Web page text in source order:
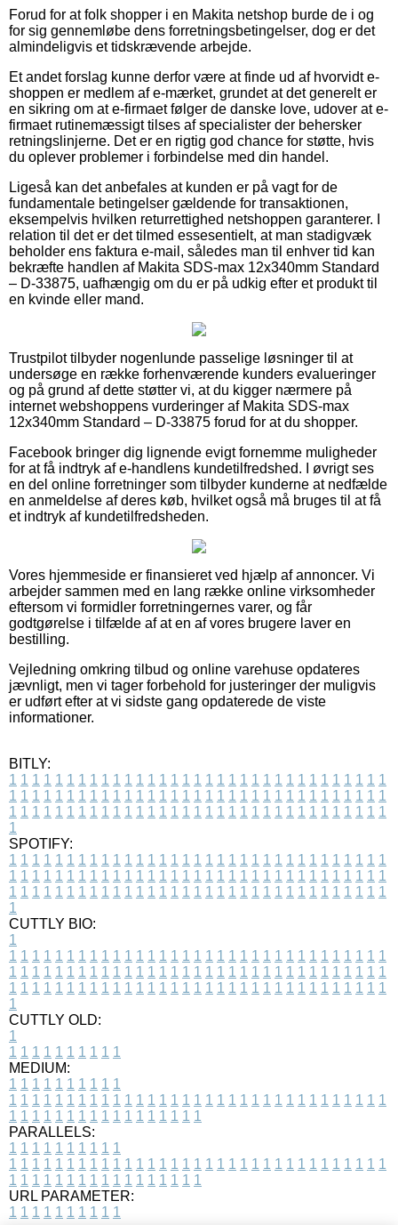
Forud for at folk shopper i en Makita netshop burde de i og
for sig gennemløbe dens forretningsbetingelser, dog er det
almindeligvis et tidskrævende arbejde.
Et andet forslag kunne derfor være at finde ud af hvorvidt e-
shoppen er medlem af e-mærket, grundet at det generelt er
en sikring om at e-firmaet følger de danske love, udover at e-
firmaet rutinemæssigt tilses af specialister der behersker
retningslinjerne. Det er en rigtig god chance for støtte, hvis
du oplever problemer i forbindelse med din handel.
Ligeså kan det anbefales at kunden er på vagt for de
fundamentale betingelser gældende for transaktionen,
eksempelvis hvilken returrettighed netshoppen garanterer. I
relation til det er det tilmed essesentielt, at man stadigvæk
beholder ens faktura e-mail, således man til enhver tid kan
bekræfte handlen af Makita SDS-max 12x340mm Standard
– D-33875, uafhængig om du er på udkig efter et produkt til
en kvinde eller mand.
Trustpilot tilbyder nogenlunde passelige løsninger til at
undersøge en række forhenværende kunders evalueringer
og på grund af dette støtter vi, at du kigger nærmere på
internet webshoppens vurderinger af Makita SDS-max
12x340mm Standard – D-33875 forud for at du shopper.
Facebook bringer dig lignende evigt fornemme muligheder
for at få indtryk af e-handlens kundetilfredshed. I øvrigt ses
en del online forretninger som tilbyder kunderne at nedfælde
en anmeldelse af deres køb, hvilket også må bruges til at få
et indtryk af kundetilfredsheden.
Vores hjemmeside er finansieret ved hjælp af annoncer. Vi
arbejder sammen med en lang række online virksomheder
eftersom vi formidler forretningernes varer, og får
godtgørelse i tilfælde af at en af vores brugere laver en
bestilling.
Vejledning omkring tilbud og online varehuse opdateres
jævnligt, men vi tager forbehold for justeringer der muligvis
er udført efter at vi sidste gang opdaterede de viste
informationer.
BITLY:
1 1 1 1 1 1 1 1 1 1 1 1 1 1 1 1 1 1 1 1 1 1 1 1 1 1 1 1 1 1 1 1 1
1 1 1 1 1 1 1 1 1 1 1 1 1 1 1 1 1 1 1 1 1 1 1 1 1 1 1 1 1 1 1 1 1
1 1 1 1 1 1 1 1 1 1 1 1 1 1 1 1 1 1 1 1 1 1 1 1 1 1 1 1 1 1 1 1 1
1
SPOTIFY:
1 1 1 1 1 1 1 1 1 1 1 1 1 1 1 1 1 1 1 1 1 1 1 1 1 1 1 1 1 1 1 1 1
1 1 1 1 1 1 1 1 1 1 1 1 1 1 1 1 1 1 1 1 1 1 1 1 1 1 1 1 1 1 1 1 1
1 1 1 1 1 1 1 1 1 1 1 1 1 1 1 1 1 1 1 1 1 1 1 1 1 1 1 1 1 1 1 1 1
1
CUTTLY BIO:
1
1 1 1 1 1 1 1 1 1 1 1 1 1 1 1 1 1 1 1 1 1 1 1 1 1 1 1 1 1 1 1 1 1
1 1 1 1 1 1 1 1 1 1 1 1 1 1 1 1 1 1 1 1 1 1 1 1 1 1 1 1 1 1 1 1 1
1 1 1 1 1 1 1 1 1 1 1 1 1 1 1 1 1 1 1 1 1 1 1 1 1 1 1 1 1 1 1 1 1
1
CUTTLY OLD:
1
1 1 1 1 1 1 1 1 1 1
MEDIUM:
1 1 1 1 1 1 1 1 1 1
1 1 1 1 1 1 1 1 1 1 1 1 1 1 1 1 1 1 1 1 1 1 1 1 1 1 1 1 1 1 1 1 1
1 1 1 1 1 1 1 1 1 1 1 1 1 1 1 1 1
PARALLELS:
1 1 1 1 1 1 1 1 1 1
1 1 1 1 1 1 1 1 1 1 1 1 1 1 1 1 1 1 1 1 1 1 1 1 1 1 1 1 1 1 1 1 1
1 1 1 1 1 1 1 1 1 1 1 1 1 1 1 1 1
URL PARAMETER:
1 1 1 1 1 1 1 1 1 1